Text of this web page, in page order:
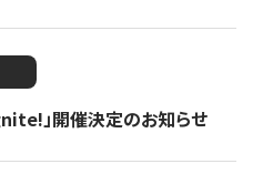
」開催決定のお知らせ